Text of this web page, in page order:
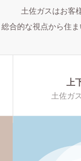
土佐ガスはお客
総合的な視点から住
上
土佐ガ